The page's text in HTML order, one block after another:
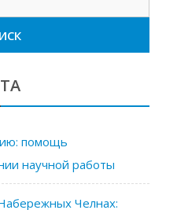
помощь
научной работы
Челнах: